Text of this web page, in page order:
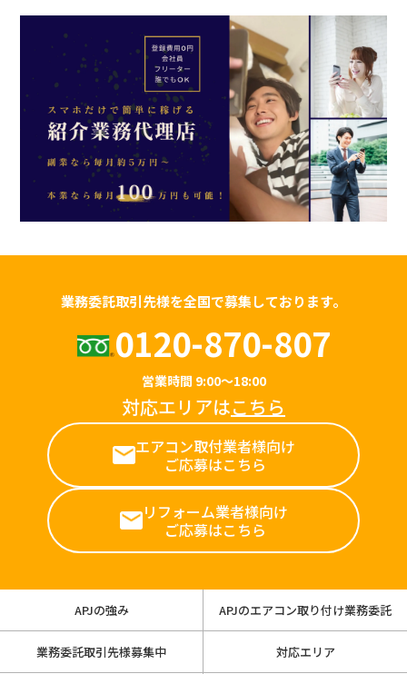
業務委託取引先様を全国で募集しております。
0120-870-807
営業時間 9:00～18:00
対応エリアはこちら
エアコン取付業者様向け
ご応募はこちら
リフォーム業者様向け
ご応募はこちら
APJの強み APJのエアコン取り付け業務委託
業務委託取引先様募集中 対応エリア